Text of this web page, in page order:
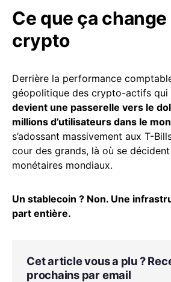
Ce que ça
crypto
Derrière la performance
géopolitique des crypto-actifs qui
devient une passerelle vers le
millions d’utilisateurs dans le
s’adossant massivement aux T-
cour des grands, là où se
monétaires mondiaux.
Un stablecoin ? Non. Une
part entière.
Cet article vous a plu ?
prochains par email